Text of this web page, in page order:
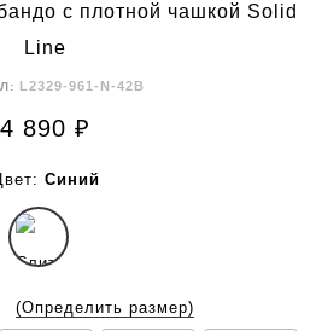
с плотной чашкой Solid
Line
L2329-961-N-42B
4 890 ₽
Синий
(Определить размер)